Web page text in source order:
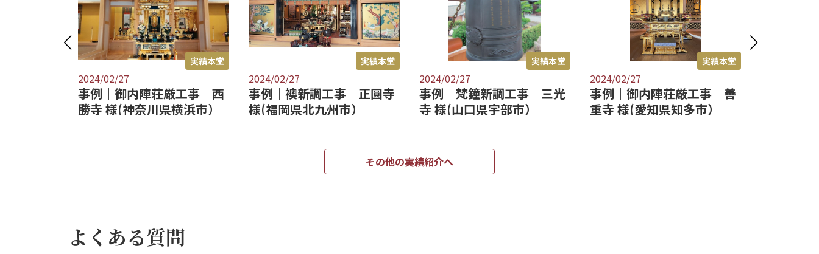
2024/02/27
事例｜襖新調工事 正圓寺
様(福岡県北九州市）
実績本堂
2024/02/27
事例｜梵鐘新調工事 三光
寺 様(山口県宇部市）
実績本堂
2024/02/27
事例｜御内陣荘厳工事 善
重寺 様(愛知県知多市）
実績本堂
2024/02/26
事例｜御内陣荘厳工事 妙
泉寺 様(福岡県久留米市）
実績本堂
その他の実績紹介へ
よくある質問